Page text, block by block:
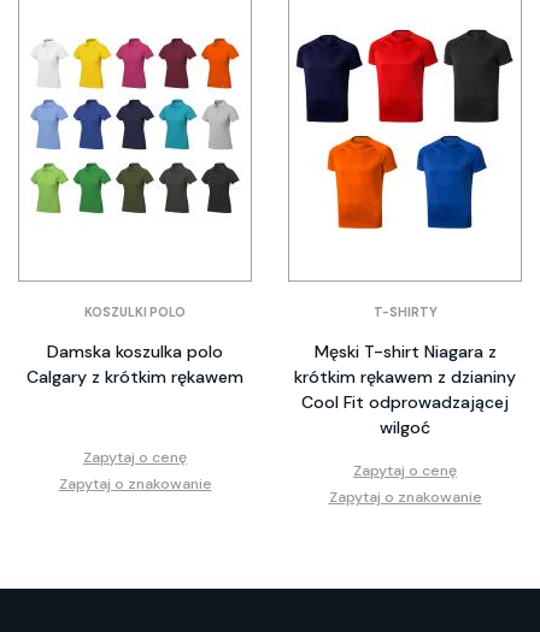
KOSZULKI POLO
Damska koszulka polo
Calgary z krótkim rękawem
Zapytaj o cenę
Zapytaj o znakowanie
T-SHIRTY
Męski T-shirt Niagara z
krótkim rękawem z dzianiny
Cool Fit odprowadzającej
wilgoć
Zapytaj o cenę
Zapytaj o znakowanie